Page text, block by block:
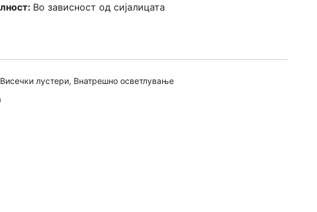
Во зависност од сијалицата
Висечки лустери, Внатрешно осветлување